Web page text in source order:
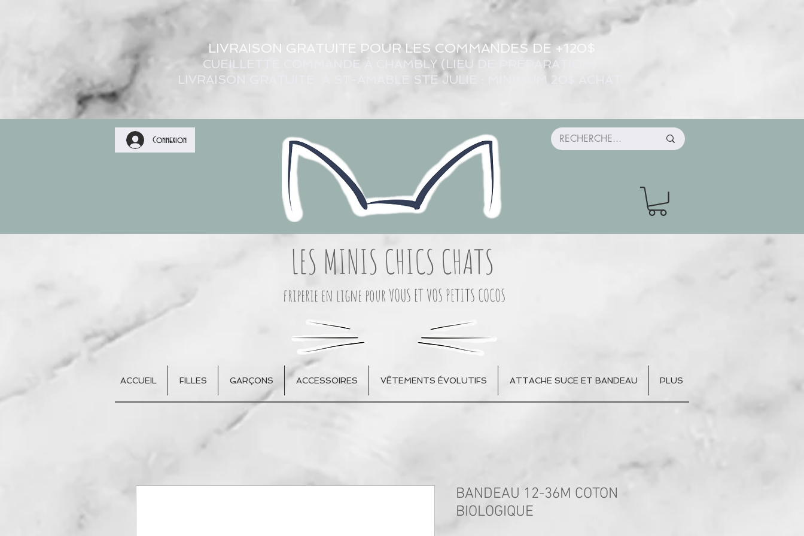
LIVRAISON GRATUITE POUR LES COMMANDES DE +120$
CUEILLETTE COMMANDE À CHAMBLY (LIEU DE PRÉPARATION)
LIVRAISON GRATUITE À ST-AMABLE STE JULIE : MINIMUM 20$ ACHAT
Connexion
LES MINIS CHICS CHATS
friperie en ligne pour VOUS ET VOS PETITS COCOS
ACCUEIL FILLES GARÇONS ACCESSOIRES VÊTEMENTS ÉVOLUTIFS ATTACHE SUCE ET BANDEAU PLUS
BANDEAU 12-36M COTON
BIOLOGIQUE